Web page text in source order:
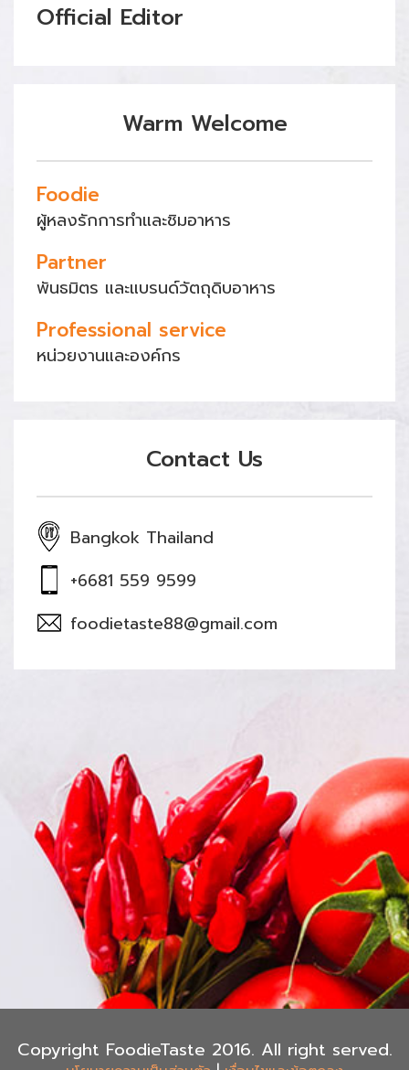
Official Editor
Warm Welcome
Foodie
ผู้หลงรักการทำและชิมอาหาร
Partner
พันธมิตร และแบรนด์วัตถุดิบอาหาร
Professional service
หน่วยงานและองค์กร
Contact Us
Bangkok Thailand
+6681 559 9599
foodietaste88@gmail.com
Copyright FoodieTaste 2016. All right served.